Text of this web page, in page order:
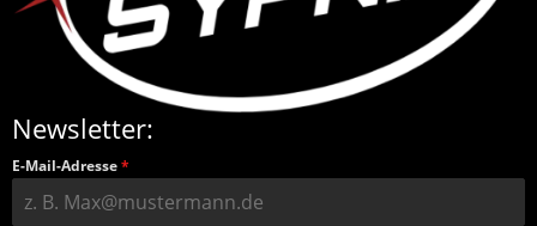
Newsletter:
E-Mail-Adresse*